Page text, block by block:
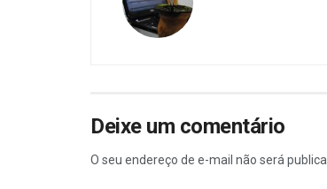
Deixe um comentário
O seu endereço de e-mail não será